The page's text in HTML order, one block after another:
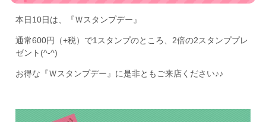
本日10日は、『Ｗスタンプデー』
通常600円（+税）で1スタンプのところ、2倍の2スタンププレ
ゼント(^-^)
お得な『Ｗスタンプデー』に是非ともご来店ください♪♪